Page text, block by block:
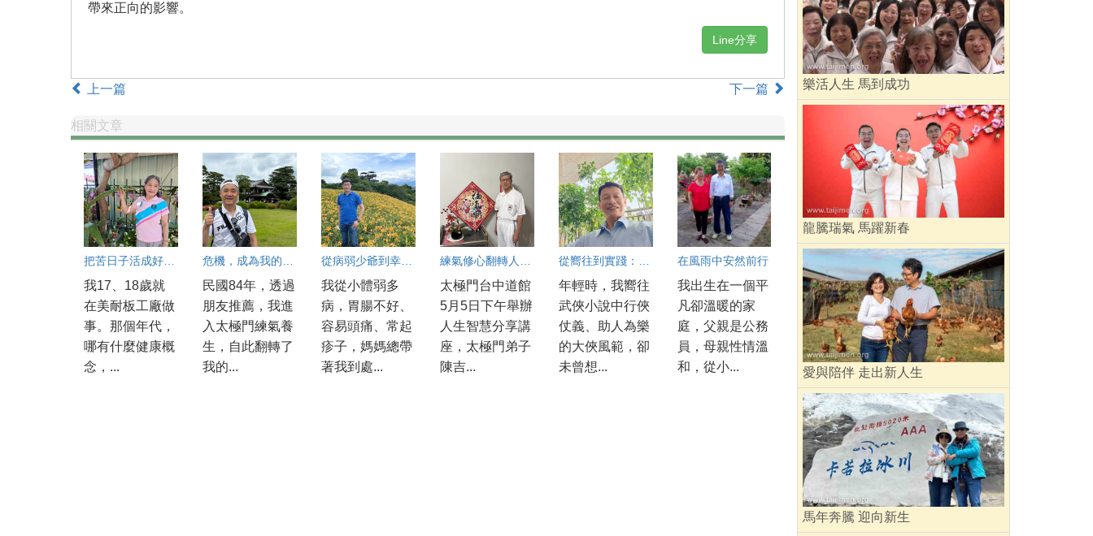
帶來正向的影響。
Line分享
上一篇 下一篇
相關文章
我17、18歲就
在美耐板工廠做
事。那個年代，
哪有什麼健康概
念，...
民國84年，透過
朋友推薦，我進
入太極門練氣養
生，自此翻轉了
我的...
從病弱少爺到幸福人生
我從小體弱多
病，胃腸不好、
容易頭痛、常起
疹子，媽媽總帶
著我到處...
太極門台中道館
5月5日下午舉辦
人生智慧分享講
座，太極門弟子
陳吉...
年輕時，我嚮往
武俠小說中行俠
仗義、助人為樂
的大俠風範，卻
未曾想...
在風雨中安然前行
我出生在一個平
凡卻溫暖的家
庭，父親是公務
員，母親性情溫
和，從小...
樂活人生 馬到成功
龍騰瑞氣 馬躍新春
愛與陪伴 走出新人生
馬年奔騰 迎向新生